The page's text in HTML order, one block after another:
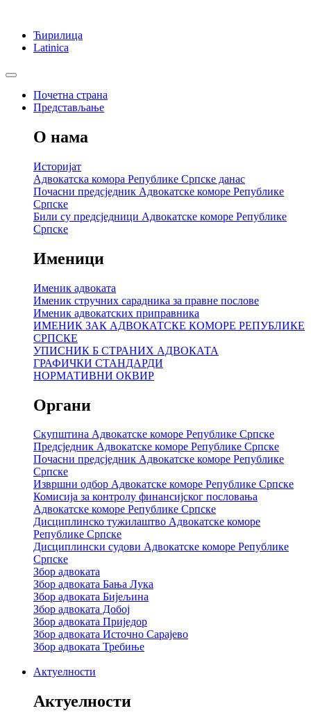
Ћирилица
Latinica
Почетна страна
Представљање
О нама
Историјат
Адвокатска комора Републике Српске данас
Почасни предсједник Адвокатске коморе Републике
Српске
Били су предсједници Адвокатске коморе Републике
Српске
Именици
Именик адвоката
Именик стручних сарадника за правне послове
Именик адвокатских приправника
ИМЕНИК ЗАК АДВОКАТСКЕ КОМОРЕ РЕПУБЛИКЕ
СРПСКЕ
УПИСНИК Б СТРАНИХ АДВОКАТА
ГРАФИЧКИ СТАНДАРДИ
НОРМАТИВНИ ОКВИР
Органи
Скупштина Адвокатске коморе Републике Српске
Предсједник Адвокатске коморе Републике Српске
Почасни предсједник Адвокатске коморе Републике
Српске
Извршни одбор Адвокатске коморе Републике Српске
Комисија за контролу финансијског пословања
Адвокатске коморе Републике Српске
Дисциплинско тужилаштво Адвокатске коморе
Републике Српске
Дисциплински судови Адвокатске коморе Републике
Српске
Збор адвоката
Збор адвоката Бања Лука
Збор адвоката Бијељина
Збор адвоката Добој
Збор адвоката Приједор
Збор адвоката Источно Сарајево
Збор адвоката Требиње
Актуелности
Актуелности